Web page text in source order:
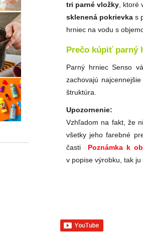
tri parné vložky ,
sklenená pokrievka s
hrniec na vodu s
Prečo kúpiť parný
Parný hrniec Senso
zachovajú
štruktúra.
Upozornenie:
Vzhľadom na fakt, že
všetky jeho farebné
časti Poznámka k
v popise výrobku, tak ju